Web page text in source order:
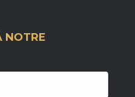
NOTRE